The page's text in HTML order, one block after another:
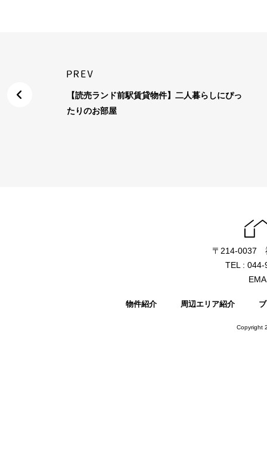
【読売ランド前駅賃貸物件】二人暮らしにぴっ
たりのお部屋
〒214-0037
TEL :
物件紹介 周辺エリア紹介
Copyright